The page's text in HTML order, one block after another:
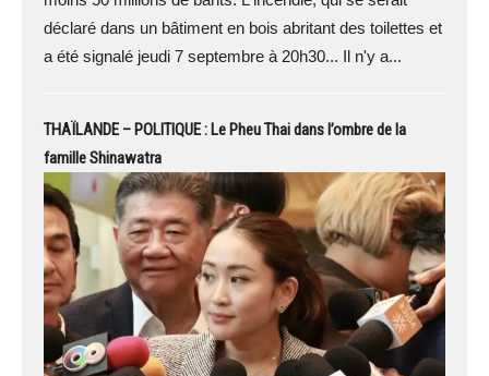
déclaré dans un bâtiment en bois abritant des toilettes et
a été signalé jeudi 7 septembre à 20h30... Il n'y a...
THAÏLANDE – POLITIQUE : Le Pheu Thai dans l’ombre de la
famille Shinawatra